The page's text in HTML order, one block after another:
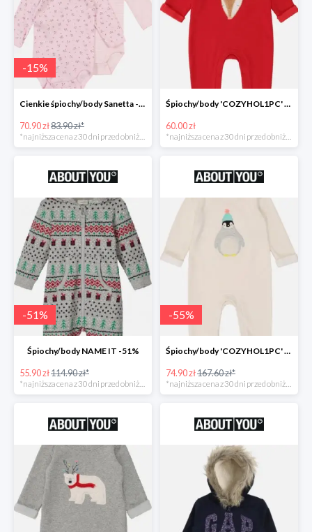
-15%
Cienkie śpiochy/body Sanetta -15%
70.90 zł83.90 zł*
Śpiochy/body 'COZYHOL1PC' GAP -60%
60.00 zł
-51%
Śpiochy/body NAME IT -51%
55.90 zł114.90 zł*
*najniższa cena z 30 dni przed obniżką
-55%
Śpiochy/body 'COZYHOL1PC' GAP -55%
74.90 zł167.60 zł*
*najniższa cena z 30 dni przed obniżką